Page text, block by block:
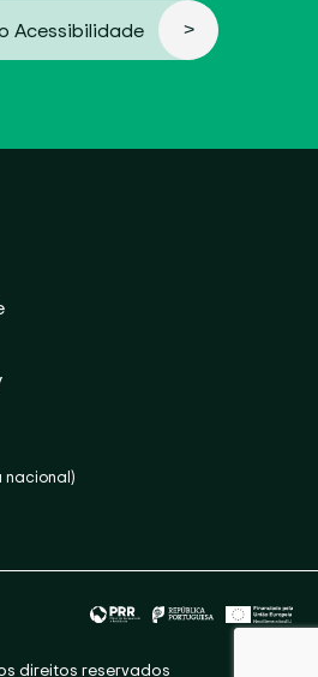
Acessibilidade
direitos reservados